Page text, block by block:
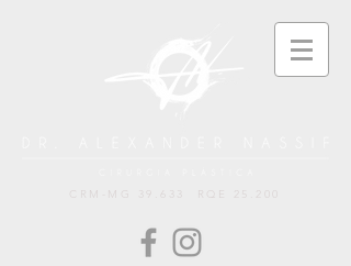
CRM-MG 39.633 RQE 25.200